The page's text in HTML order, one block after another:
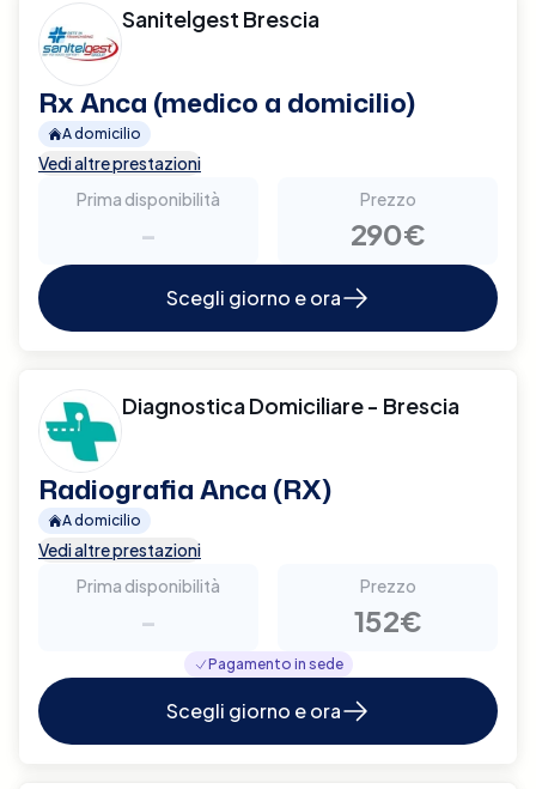
Sanitelgest Brescia
Rx Anca (medico a domicilio)
A domicilio
Vedi altre prestazioni
Prima disponibilità
-
Prezzo
290€
Scegli giorno e ora
Diagnostica Domiciliare - Brescia
Radiografia Anca (RX)
A domicilio
Vedi altre prestazioni
Prima disponibilità
-
Prezzo
152€
Pagamento in sede
Scegli giorno e ora